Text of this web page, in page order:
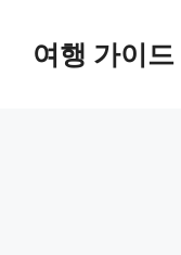
여행 가이드